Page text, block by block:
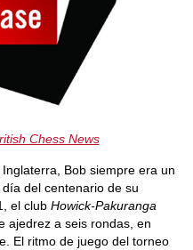
Chess News
Bob siempre era un
del centenario de su
el club Howick-Pakuranga
ajedrez a seis rondas, en
El ritmo de juego del torneo